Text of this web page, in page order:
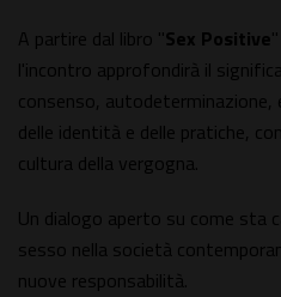
A partire dal libro "Sex Positive
l'incontro approfondirà il
consenso, autodeterminazione,
delle identità e delle pratiche,
cultura della vergogna.
Un dialogo aperto su come sta
sesso nella società
nuove responsabilità.